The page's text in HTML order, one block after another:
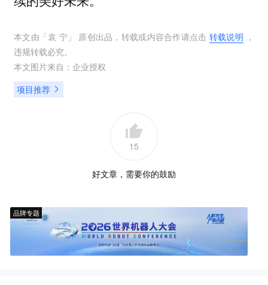
本文由「袁 宁 」 原创出品，转载或内容合作请点击 转载说明 ，
违规转载必究。
本文图片来自： 企业授权
项目推荐
15
好文章，需要你的鼓励
品牌专题